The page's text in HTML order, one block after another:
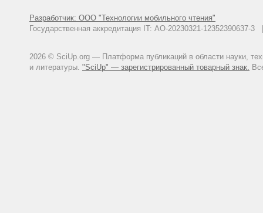
Разработчик: ООО "Технологии мобильного чтения"
Государственная аккредитация IT: АО-20230321-
2026 © SciUp.org — Платформа публикаций в области науки,
и литературы. "SciUp" — зарегистрированный товарный знак.